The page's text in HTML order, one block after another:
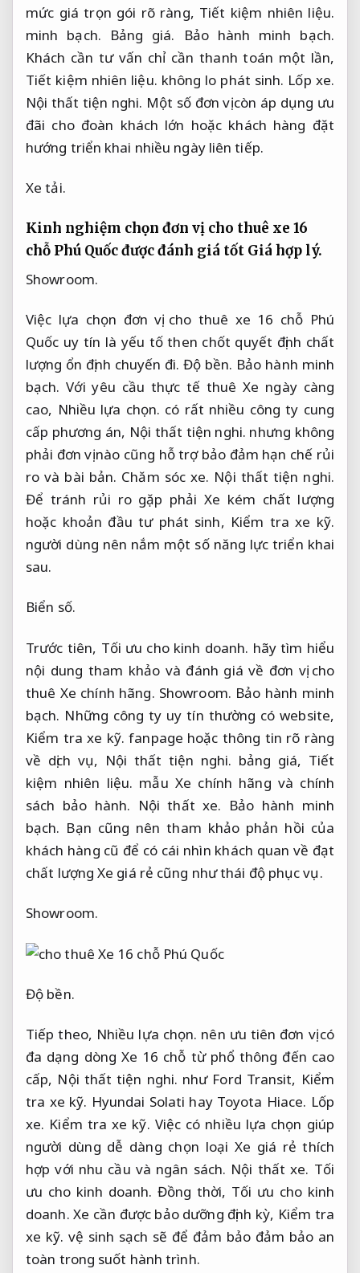
mức giá trọn gói rõ ràng, Tiết kiệm nhiên liệu.
minh bạch. Bảng giá.
Bảo hành minh bạch.
Khách cần tư vấn chỉ cần thanh toán một lần,
Tiết kiệm nhiên liệu. không lo phát sinh. Lốp xe.
Nội thất tiện nghi. Một số đơn vị còn áp dụng ưu
đãi cho đoàn khách lớn hoặc khách hàng đặt
hướng triển khai nhiều ngày liên tiếp.
Xe tải.
Kinh nghiệm chọn đơn vị cho thuê xe 16
chỗ Phú Quốc được đánh giá tốt Giá hợp lý.
Showroom.
Việc lựa chọn đơn vị cho thuê xe 16 chỗ Phú
Quốc uy tín là yếu tố then chốt quyết định chất
lượng ổn định chuyến đi.Độ bền. Bảo hành minh
bạch. Với yêu cầu thực tế thuê Xe ngày càng
cao, Nhiều lựa chọn. có rất nhiều công ty cung
cấp phương án, Nội thất tiện nghi. nhưng không
phải đơn vị nào cũng hỗ trợ bảo đảm hạn chế rủi
ro và bài bản. Chăm sóc xe. Nội thất tiện nghi.
Để tránh rủi ro gặp phải Xe kém chất lượng
hoặc khoản đầu tư phát sinh, Kiểm tra xe kỹ.
người dùng nên nắm một số năng lực triển khai
sau.
Biển số.
Trước tiên, Tối ưu cho kinh doanh. hãy tìm hiểu
nội dung tham khảo và đánh giá về đơn vị cho
thuê Xe chính hãng. Showroom. Bảo hành minh
bạch. Những công ty uy tín thường có website,
Kiểm tra xe kỹ. fanpage hoặc thông tin rõ ràng
về dịch vụ, Nội thất tiện nghi. bảng giá, Tiết
kiệm nhiên liệu. mẫu Xe chính hãng và chính
sách bảo hành. Nội thất xe. Bảo hành minh
bạch. Bạn cũng nên tham khảo phản hồi của
khách hàng cũ để có cái nhìn khách quan về đạt
chất lượng Xe giá rẻ cũng như thái độ phục vụ.
Showroom.
Độ bền.
Tiếp theo, Nhiều lựa chọn. nên ưu tiên đơn vị có
đa dạng dòng Xe 16 chỗ từ phổ thông đến cao
cấp, Nội thất tiện nghi. như Ford Transit, Kiểm
tra xe kỹ. Hyundai Solati hay Toyota Hiace. Lốp
xe. Kiểm tra xe kỹ. Việc có nhiều lựa chọn giúp
người dùng dễ dàng chọn loại Xe giá rẻ thích
hợp với nhu cầu và ngân sách. Nội thất xe. Tối
ưu cho kinh doanh. Đồng thời, Tối ưu cho kinh
doanh. Xe cần được bảo dưỡng định kỳ, Kiểm tra
xe kỹ. vệ sinh sạch sẽ để đảm bảo đảm bảo an
toàn trong suốt hành trình.